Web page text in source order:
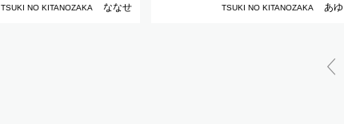
TSUKI NO KITANOZAKA
ななせ
TSUKI NO KITANOZAKA
あゆ